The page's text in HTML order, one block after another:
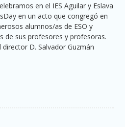
en el IES Aguilar y Eslava
en un acto que congregó en
alumnos/as de ESO y
de sus profesores y profesoras.
D. Salvador Guzmán